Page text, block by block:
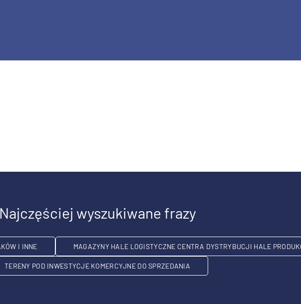
Najczęściej wyszukiwane frazy
I INNE MAGAZYNY HALE LOGISTYCZNE CENTRA DYSTRYBUCJI HALE
TERENY POD INWESTYCJE KOMERCYJNE DO SPRZEDANIA